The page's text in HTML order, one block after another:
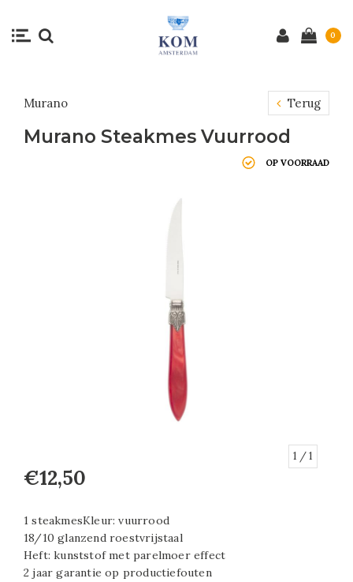
0
Murano Terug
Murano Steakmes Vuurrood
OP VOORRAAD
1 / 1
€12,50
1 steakmesKleur: vuurrood
18/10 glanzend roestvrijstaal
Heft: kunststof met parelmoer effect
2 jaar garantie op productiefouten